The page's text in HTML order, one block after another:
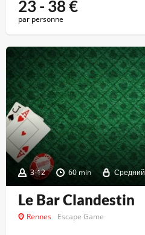
23 - 38€
par personne
3-12 60 min Средний
Le Bar Clandestin
Rennes Escape Game